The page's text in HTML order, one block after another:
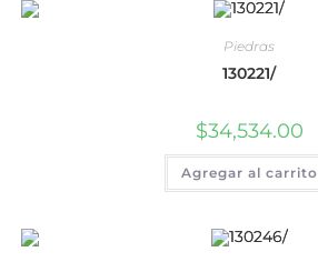
Piedras
130221/
$34,534.00
Agregar al carrito